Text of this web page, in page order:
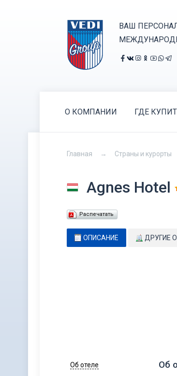
ВАШ
О КОМПАНИИ ГДЕ
Главная Страны и курорты
Agnes Hotel
Распечатать
ОПИСАНИЕ ДРУГИЕ
Об отеле
Об